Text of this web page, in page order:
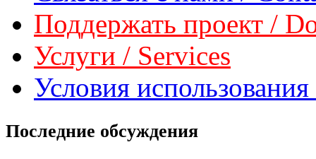
Поддержать проект /
Услуги / Services
Условия
Последние обсуждения